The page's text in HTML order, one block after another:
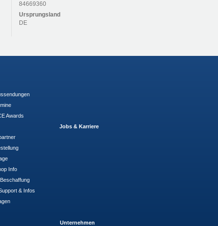
84669360
Ursprungsland
DE
Awards
Info
& Infos
Jobs & Karriere
Unternehmen